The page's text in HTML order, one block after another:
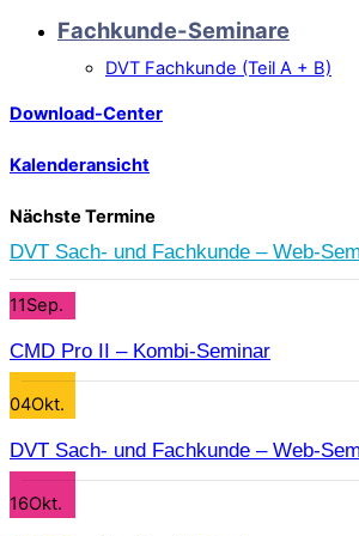
Fachkunde-Seminare
DVT Fachkunde (Teil A + B)
Download-Center
Kalenderansicht
Nächste Termine
DVT Sach- und Fachkunde – Web-
11Sep.
CMD Pro II – Kombi-Seminar
04Okt.
DVT Sach- und Fachkunde – Web-
16Okt.